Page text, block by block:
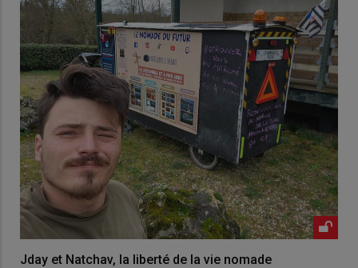
Jday et Natchav, la liberté de la vie nomade